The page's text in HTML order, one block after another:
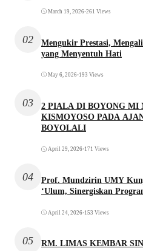
March 19, 2026•261 Views
02
Mengukir Prestasi,
yang Menyentuh Hati
May 6, 2026•193 Views
03
2 PIALA DI BOYONG MI
KISMOYOSO PADA
BOYOLALI
April 29, 2026•171 Views
04
Prof. Mundzirin UMY
‘Ulum, Sinergiskan
April 24, 2026•153 Views
05
RM. LIMAS KEMBAR